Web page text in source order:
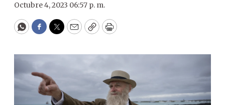
Octubre 4, 2023 06:57 p. m.
WhatsApp
Facebook
Twitter
EmailCopyPrint